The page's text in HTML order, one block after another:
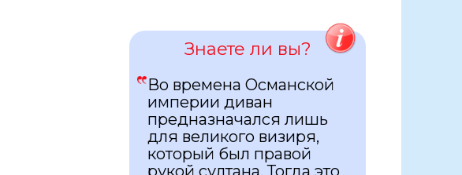
Знаете ли вы?
Во времена Османской
империи диван
предназначался лишь
для великого визиря,
который был правой
рукой султана. Тогда это